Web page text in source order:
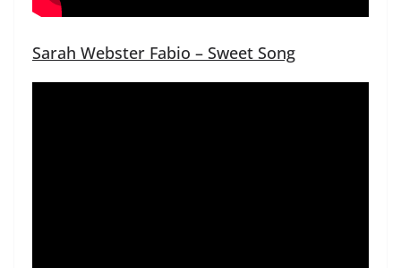
Sarah Webster Fabio – Sweet Song